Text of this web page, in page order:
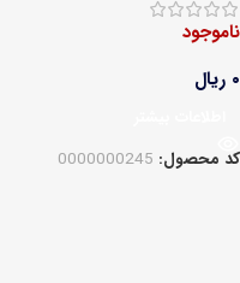
ناموجود
۰ ریال
کد محصول: 0000000245